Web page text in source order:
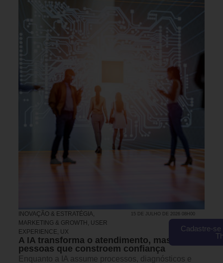
INOVAÇÃO & ESTRATÉGIA,
MARKETING & GROWTH, USER
EXPERIENCE, UX
15 DE JULHO DE 2026 08H00
A IA transforma o atendimento, mas são as
pessoas que constroem confiança
Enquanto a IA assume processos, diagnósticos e
Cadastre-